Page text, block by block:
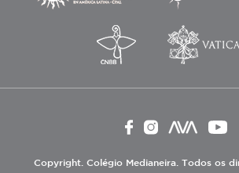
Copyright. Colégio Medianeira. Todos os